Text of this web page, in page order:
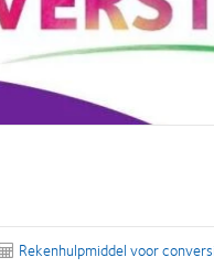
Rekenhulpmiddel voor